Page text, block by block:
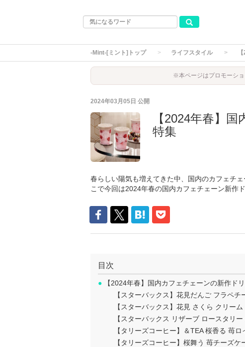
-Mint-[ミント]トップ ライフスタイル
※本ページはプロモーショ
2024年03月05日 公開
【2024年春】
特集
春らしい陽気も増えてきた中、国内のカフェチ
こで今回は2024年春の国内カフェチェーン新作
目次
● 【2024年春】国内カフェチェーンの新作ド
【スターバックス】花見だんご フラペチ
【スターバックス】花見 さくら クリーム
【スターバックス リザーブ ロースタリ
【タリーズコーヒー】＆TEA 桜香る 苺
【タリーズコーヒー】桜舞う 苺チーズケ